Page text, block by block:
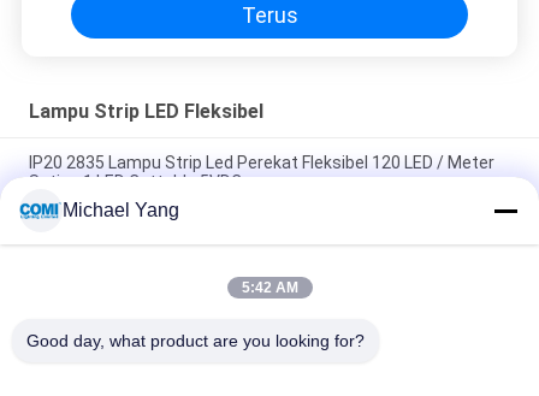
Terus
Lampu Strip LED Fleksibel
IP20 2835 Lampu Strip Led Perekat Fleksibel 120 LED / Meter
Setiap 1 LED Cuttable 5VDC
3500 - 4000K CRI 80 14.4W / M
Dimmable Multi Color RGBW 4 In 1 5050 Lampu Strip LED
Michael Yang
5:42 AM
Good day, what product are you looking for?